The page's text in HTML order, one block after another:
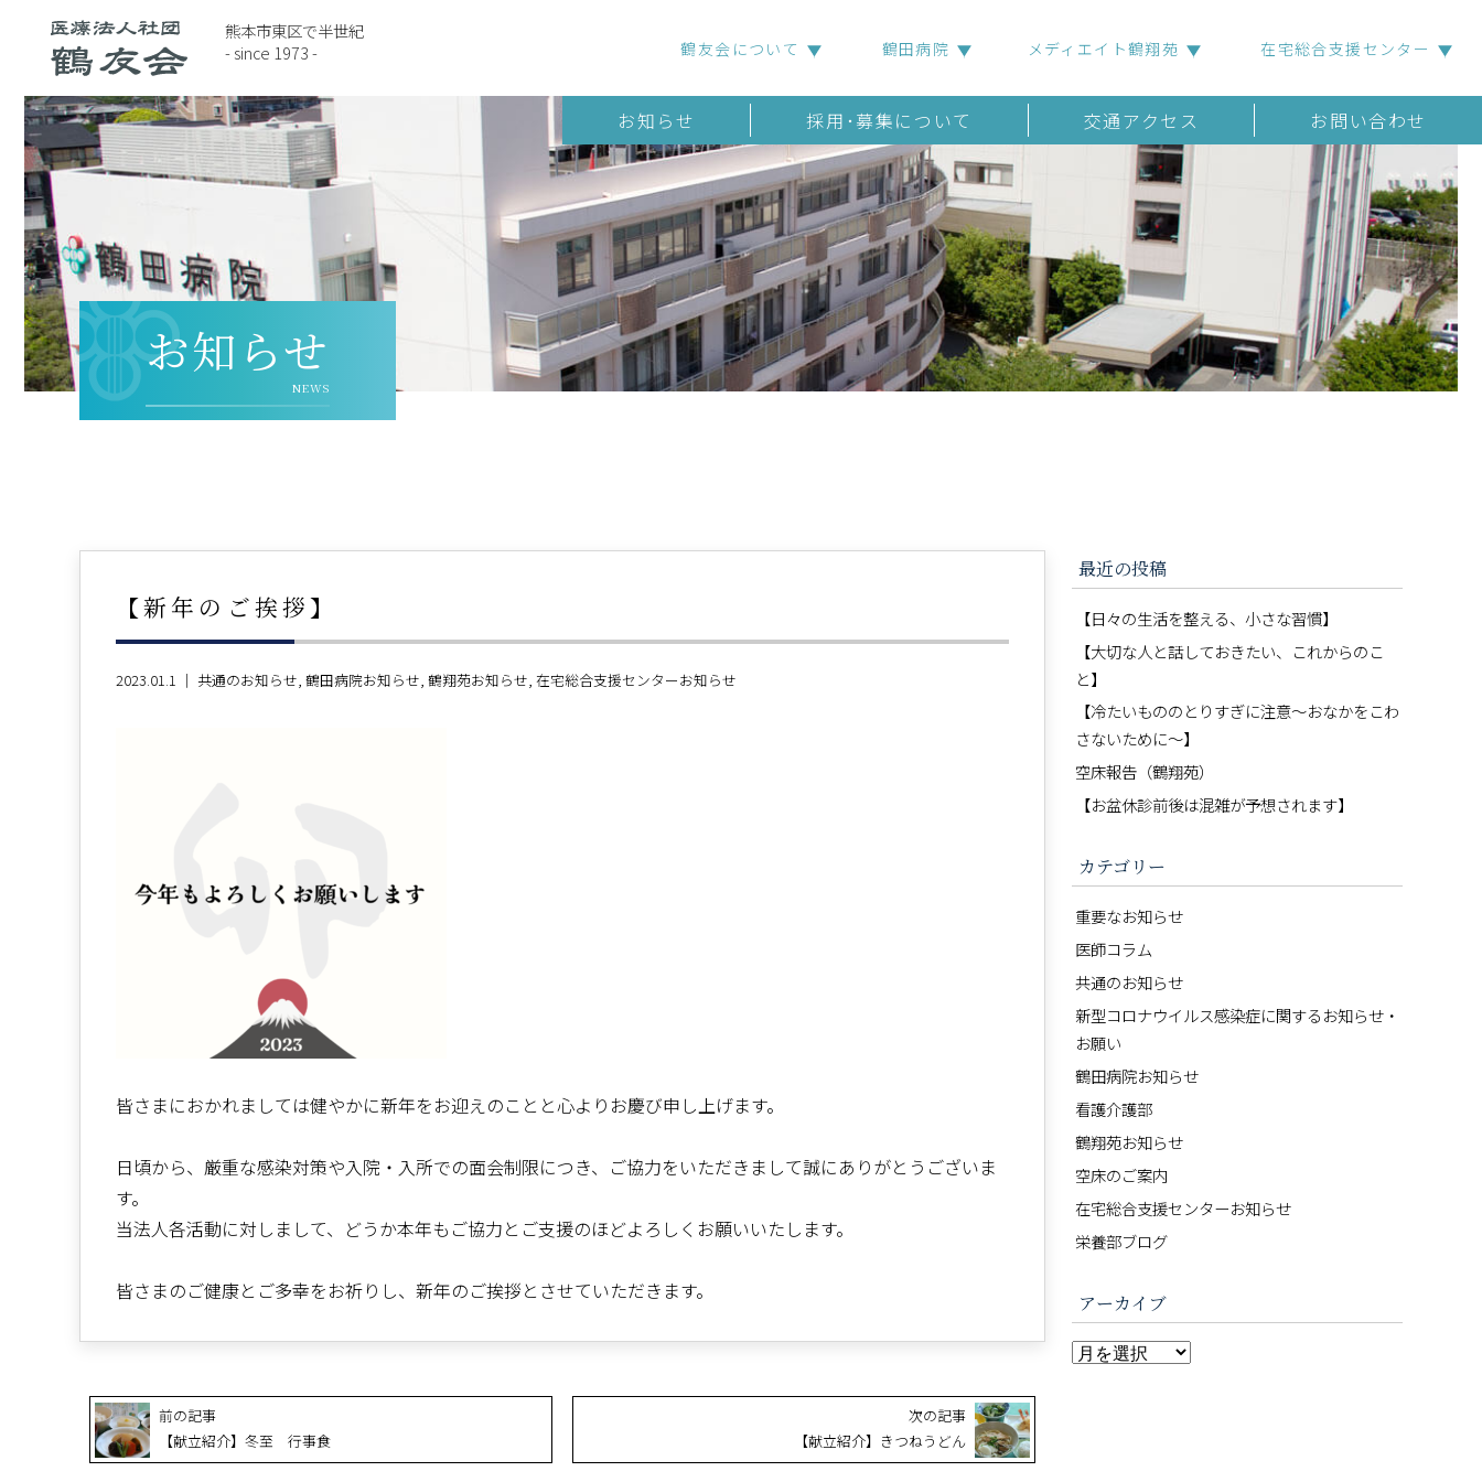
熊本市東区で半世紀
- since 1973 -
鶴友会について 鶴田病院 メディエイト鶴翔苑 在宅総合支援センター
お知らせ 採用･募集について 交通アクセス お問い合わせ
お知らせ
NEWS
【新年のご挨拶】
2023.01.1 ｜ 共通のお知らせ 鶴田病院お知らせ 鶴翔苑お知らせ 在宅総合支援センターお知らせ
皆さまにおかれましては健やかに新年をお迎えのことと心よりお慶び申し上げます。
日頃から、厳重な感染対策や入院・入所での面会制限につき、ご協力をいただきまして誠にありがとうございま
す。
当法人各活動に対しまして、どうか本年もご協力とご支援のほどよろしくお願いいたします。
皆さまのご健康とご多幸をお祈りし、新年のご挨拶とさせていただきます。
前の記事
【献立紹介】冬至 行事食
次の記事
【献立紹介】きつねうどん
最近の投稿
【日々の生活を整える、小さな習慣】
【大切な人と話しておきたい、これからのこ
と】
【冷たいもののとりすぎに注意〜おなかをこわ
さないために〜】
空床報告（鶴翔苑）
【お盆休診前後は混雑が予想されます】
カテゴリー
重要なお知らせ
医師コラム
共通のお知らせ
新型コロナウイルス感染症に関するお知らせ・
お願い
鶴田病院お知らせ
看護介護部
鶴翔苑お知らせ
空床のご案内
在宅総合支援センターお知らせ
栄養部ブログ
アーカイブ